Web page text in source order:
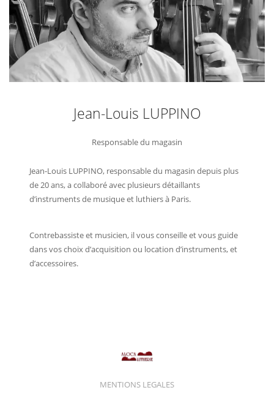
Jean-Louis LUPPINO
Responsable du magasin
Jean-Louis LUPPINO, responsable du magasin depuis plus
de 20 ans, a collaboré avec plusieurs détaillants
d’instruments de musique et luthiers à Paris.
Contrebassiste et musicien, il vous conseille et vous guide
dans vos choix d’acquisition ou location d’instruments, et
d’accessoires.
MENTIONS LEGALES